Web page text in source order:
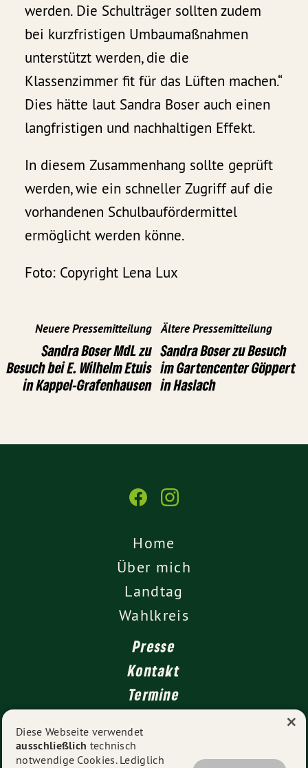
werden. Die Schulträger sollten zudem
bei kurzfristigen Umbaumaßnahmen
unterstützt werden, die die
Klassenzimmer fit für das Lüften machen.“
Dies hätte laut Sandra Boser auch einen
langfristigen und nachhaltigen Effekt.
In diesem Zusammenhang sollte geprüft
werden, wie ein schneller Zugriff auf die
vorhandenen Schulbaufördermittel
ermöglicht werden könne.
Foto: Copyright Lena Lux
Neuere Pressemitteilung
Sandra Boser MdL zu
Besuch bei E. Wilhelm Etuis
in Kappel-Grafenhausen
Ältere Pressemitteilung
Sandra Boser zu Besuch
im Gartencenter Göppert
in Haslach
Home
Über mich
Landtag
Wahlkreis
Presse
Kontakt
Termine
Impressum
Diese Webseite verwendet
ausschließlich technisch
notwendige Cookies. Lediglich
×